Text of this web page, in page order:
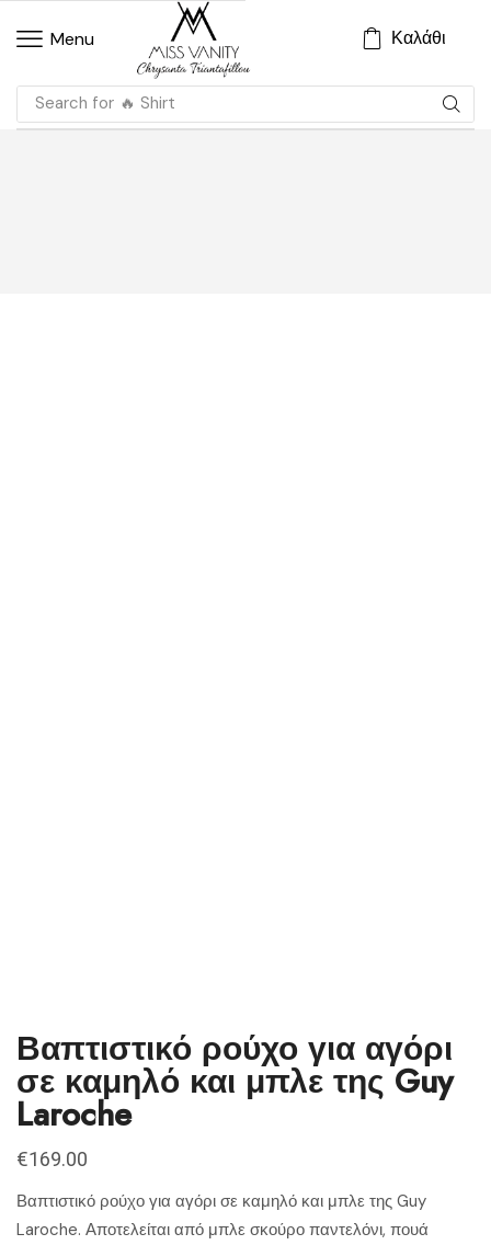
Menu Καλάθι
Search for 🔥 Shirt
Βαπτιστικό ρούχο για αγόρι
σε καμηλό και μπλε της Guy
Laroche
€169.00
Βαπτιστικό ρούχο για αγόρι σε καμηλό και μπλε της Guy
Laroche. Αποτελείται από μπλε σκούρο παντελόνι, πουά